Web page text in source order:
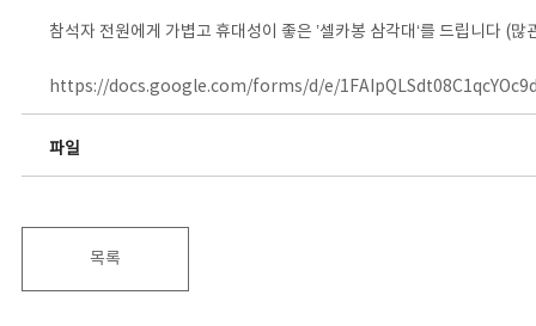
참석자 전원에게 가볍고 휴대성이 좋은 ’셀카봉 삼각대‘를 드립니다 (많
https://docs.google.com/forms/d/e/
파일
목록